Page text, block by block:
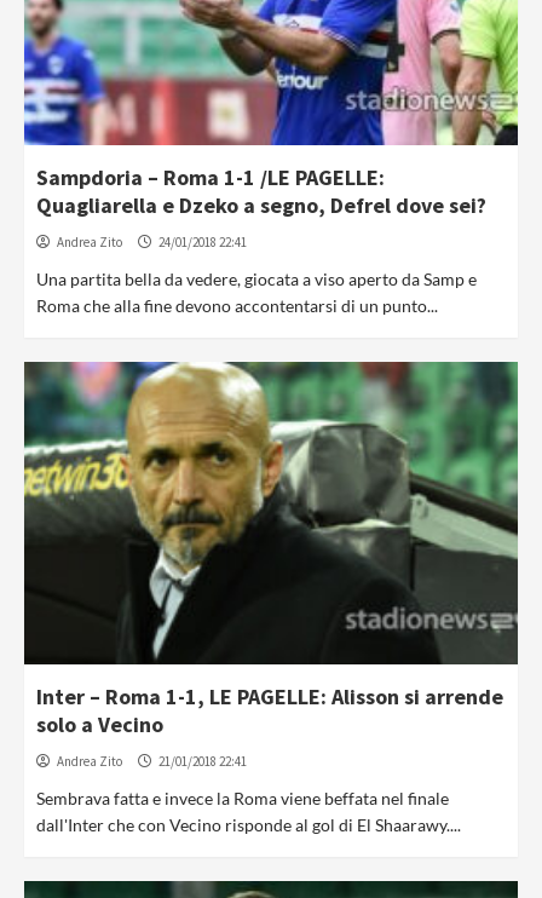
Sampdoria – Roma 1-1 /LE PAGELLE:
Quagliarella e Dzeko a segno, Defrel dove sei?
Andrea Zito 24/01/2018 22:41
Una partita bella da vedere, giocata a viso aperto da Samp e
Roma che alla fine devono accontentarsi di un punto...
Inter – Roma 1-1, LE PAGELLE: Alisson si arrende
solo a Vecino
Andrea Zito 21/01/2018 22:41
Sembrava fatta e invece la Roma viene beffata nel finale
dall'Inter che con Vecino risponde al gol di El Shaarawy....